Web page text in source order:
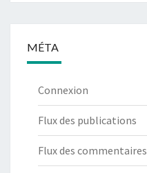
MÉTA
Connexion
Flux des publications
Flux des commentaires